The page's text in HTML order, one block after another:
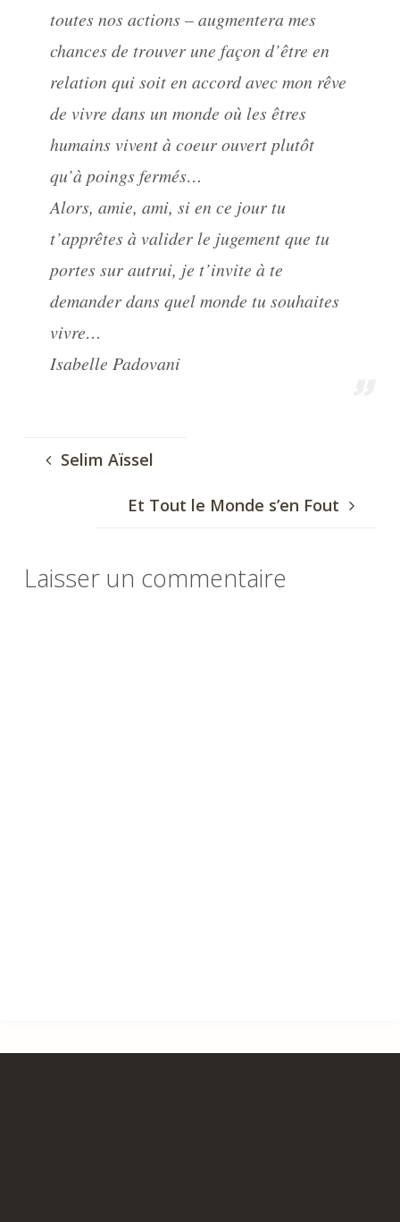
toutes nos actions – augmentera mes
chances de trouver une façon d’être en
relation qui soit en accord avec mon rêve
de vivre dans un monde où les êtres
humains vivent à coeur ouvert plutôt
qu’à poings fermés…
Alors, amie, ami, si en ce jour tu
t’apprêtes à valider le jugement que tu
portes sur autrui, je t’invite à te
demander dans quel monde tu souhaites
vivre…
Isabelle Padovani
Selim Aïssel
Et Tout le Monde s’en Fout
Laisser un commentaire